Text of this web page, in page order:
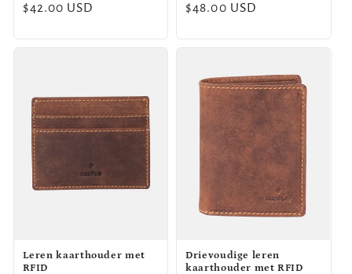
Normale
$42.00 USD
Normale
$48.00 USD
Leren kaarthouder met
RFID
Drievoudige leren
kaarthouder met RFID